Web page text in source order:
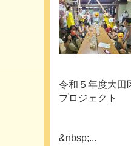
令和５年度大田
プロジェクト
&nbsp;...